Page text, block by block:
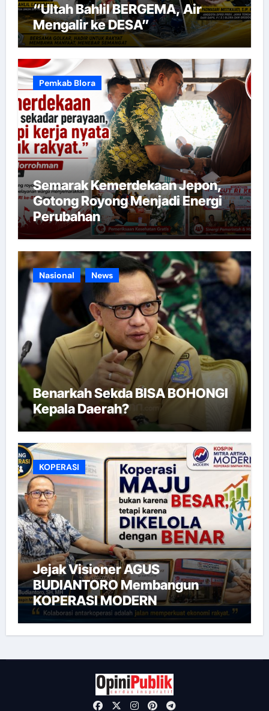
“Ultah Bahlil BERGEMA, Air
Mengalir ke DESA”
Pemkab Blora
Semarak Kemerdekaan Jepon,
Gotong Royong Menjadi Energi
Perubahan
Nasional News
Benarkah Sekda BISA BOHONGI
Kepala Daerah?
KOPERASI
Jejak Visioner AGUS
BUDIANTORO Membangun
KOPERASI MODERN